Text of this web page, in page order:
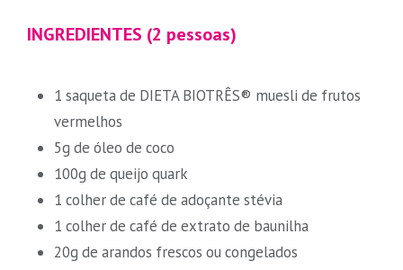
INGREDIENTES (2 pessoas)
1 saqueta de DIETA BIOTRÊS® muesli de frutos
vermelhos
5g de óleo de coco
100g de queijo quark
1 colher de café de adoçante stévia
1 colher de café de extrato de baunilha
20g de arandos frescos ou congelados